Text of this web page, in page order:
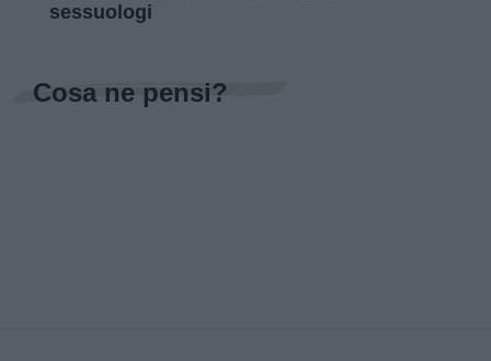
sessuologi
Cosa ne pensi?